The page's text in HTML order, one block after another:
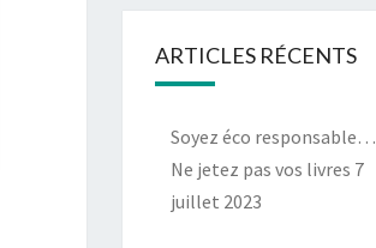
ARTICLES RÉCENTS
Soyez éco responsable…
Ne jetez pas vos livres 7
juillet 2023